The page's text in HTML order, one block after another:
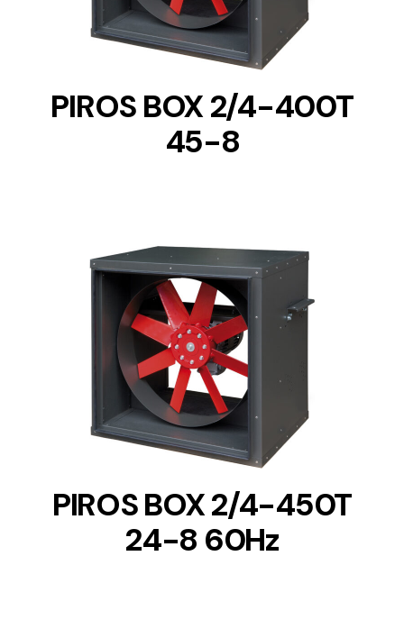
PIROS BOX 2/4-400T
45-8
DETAILS
PIROS BOX 2/4-450T
24-8 60Hz